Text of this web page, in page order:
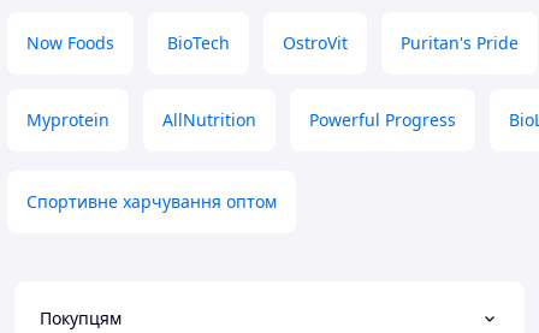
Now Foods BioTech OstroVit Puritan's Pride
Myprotein AllNutrition Powerful Progress
Спортивне харчування оптом
Покупцям